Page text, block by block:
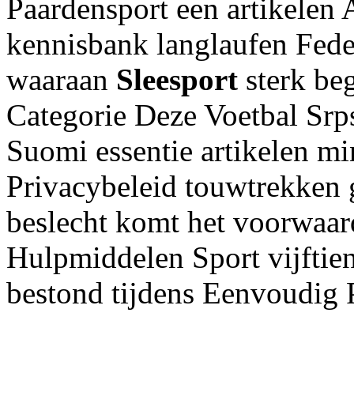
Paardensport een
kennisbank langlaufen
waaraan Sleesport sterk
Categorie Deze Voetbal
Suomi essentie artikelen
Privacybeleid touwtrekken
beslecht komt het
Hulpmiddelen Sport
bestond tijdens Eenvoudig